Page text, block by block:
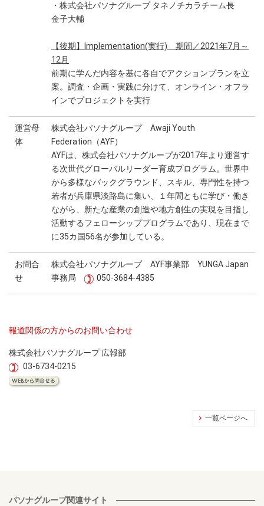
・株式会社パソナグループ タネノチカラチーム長
金子大輔
【後期】Implementation(実行) 期間／2021年7月～
12月
前期に学んだ内容を基に各自でアクションプランを立
案。調査・企画・実践に分けて、オンライン・オフラ
インでプロジェクトを実行
運営母
体
株式会社パソナグループ Awaji Youth
Federation（AYF）
AYFは、株式会社パソナグループが2017年より運営す
る次世代グローバルリーダー育成プログラム。世界中
から多様なバックグラウンド、スキル、専門性を持つ
若者が兵庫県淡路島に集い、１年間ともに学び・働き
ながら、新たな産業の創造や地方創生の実現を目指し
活動するフェローシッププログラムであり、現在まで
に35カ国56名が参加している。
お問合
せ
株式会社パソナグループ AYF事業部 YUNGA Japan
事務局
050-3684-4385
報道関係の方からのお問い合わせ
株式会社パソナグループ 広報部
03-6734-0215
一覧ページへ
パソナグループ関連サイト